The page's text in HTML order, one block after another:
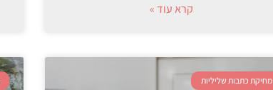
קרא עוד »
מחיקת כתבות שליליות